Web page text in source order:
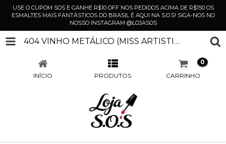
USE O CUPOM SOS E GANHE R$10 OFF NOS PEDIDOS ACIMA DE R$150 OS
ESMALTES MAIS FANTÁSTICOS DO BRASIL É AQUI NA S.O.S! SIGA-NOS NO
NOSSO INSTAGRAM @LOJASOS
404 VINHO METÁLICO (MISS ARTISTIC)
INÍCIO PRODUTOS CARRINHO
0